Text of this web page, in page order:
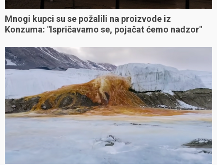
Mnogi kupci su se požalili na proizvode iz
Konzuma: "Ispričavamo se, pojačat ćemo nadzor"